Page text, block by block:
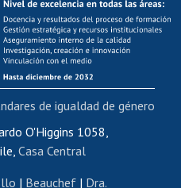
al AUCAI
os
de capacitación
personal
interna
de renta
honorarios
O'Higgins 1058,
Casa Central
| Beauchef| Dra.
de igualdad de género